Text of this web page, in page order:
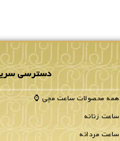
دسترسی
همه محصولات ساعت مچی ⌚
ساعت زنانه
ساعت مردانه